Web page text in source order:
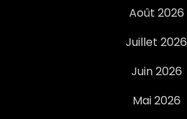
Août 2026
Juillet 2026
Juin 2026
Mai 2026